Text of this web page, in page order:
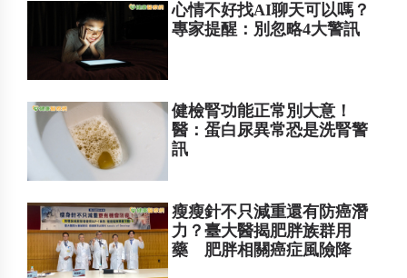
心情不好找AI聊天可以嗎？
專家提醒：別忽略4大警訊
健檢腎功能正常別大意！
醫：蛋白尿異常恐是洗腎警
訊
瘦瘦針不只減重還有防癌潛
力？臺大醫揭肥胖族群用
藥 肥胖相關癌症風險降